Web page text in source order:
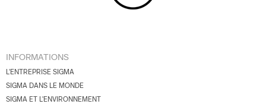
INFORMATIONS
L'ENTREPRISE SIGMA
SIGMA DANS LE MONDE
SIGMA ET L'ENVIRONNEMENT